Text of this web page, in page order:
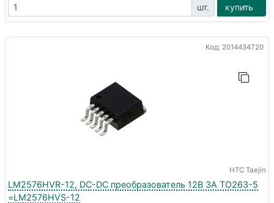
шт. купить
Код: 2014434720
HTC Taejin
LM2576HVR-12, DC-DC преобразователь 12В 3A TO263-5
=LM2576HVS-12